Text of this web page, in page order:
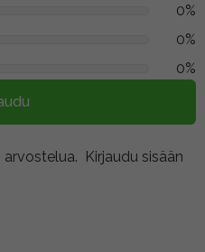
0%
0%
0%
Kirjaudu sisään